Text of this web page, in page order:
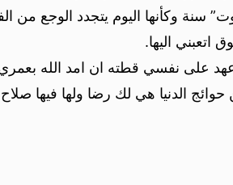
سنة وكأنها اليوم يتجدد الوجع من
اتعبني اليها.
على نفسي قطته ان امد الله
حوائج الدنيا هي لك رضا ولها فيها